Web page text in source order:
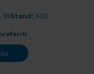
16Stand: A20